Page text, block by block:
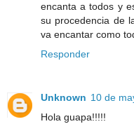
encanta a todos y
su procedencia de
va encantar como
Responder
Unknown 10 de
Hola guapa!!!!!